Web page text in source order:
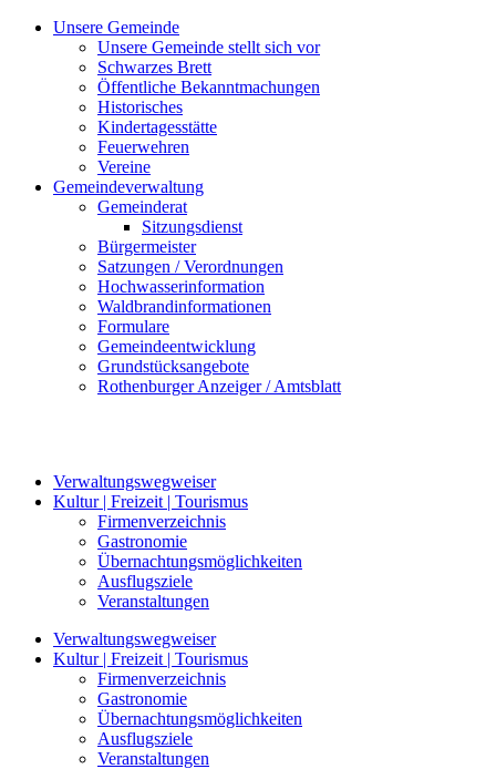
Unsere Gemeinde
Unsere Gemeinde stellt sich vor
Schwarzes Brett
Öffentliche Bekanntmachungen
Historisches
Kindertagesstätte
Feuerwehren
Vereine
Gemeindeverwaltung
Gemeinderat
Sitzungsdienst
Bürgermeister
Satzungen / Verordnungen
Hochwasserinformation
Waldbrandinformationen
Formulare
Gemeindeentwicklung
Grundstücksangebote
Rothenburger Anzeiger / Amtsblatt
Verwaltungswegweiser
Kultur | Freizeit | Tourismus
Firmenverzeichnis
Gastronomie
Übernachtungsmöglichkeiten
Ausflugsziele
Veranstaltungen
Verwaltungswegweiser
Kultur | Freizeit | Tourismus
Firmenverzeichnis
Gastronomie
Übernachtungsmöglichkeiten
Ausflugsziele
Veranstaltungen